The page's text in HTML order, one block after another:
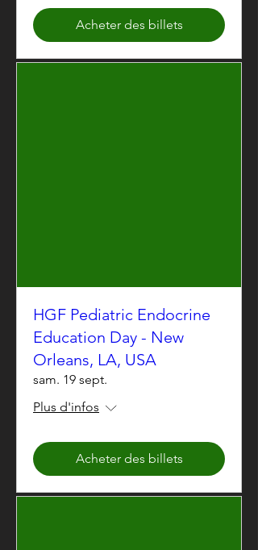
Acheter des billets
HGF Pediatric Endocrine
Education Day - New
Orleans, LA, USA
sam. 19 sept.
Plus d'infos
Acheter des billets